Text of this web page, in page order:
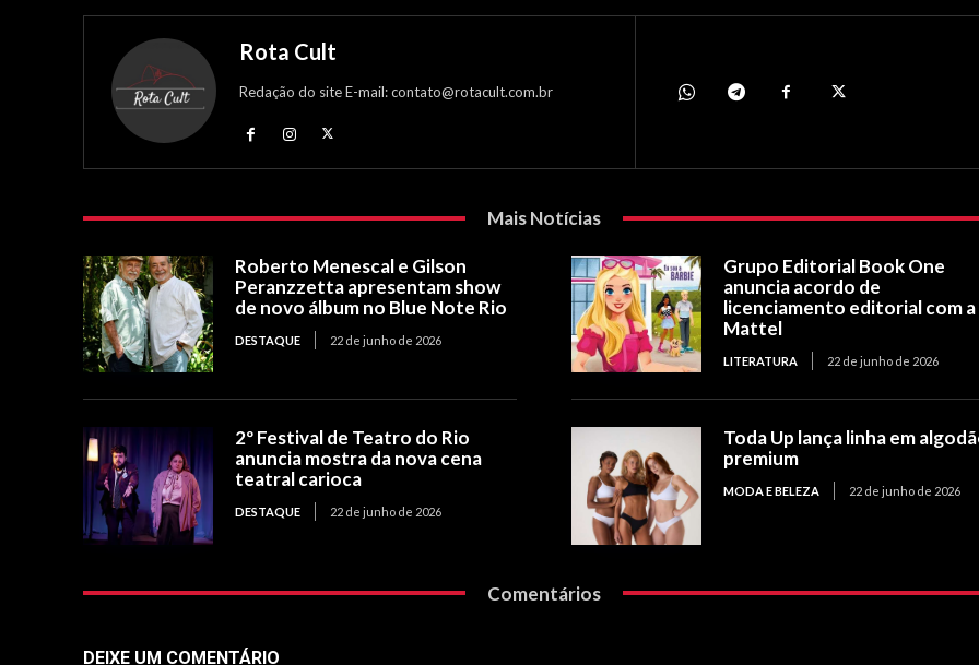
Rota Cult
Redação do site E-mail: contato@rotacult.com.br
Mais Notícias
Roberto Menescal e Gilson
Peranzzetta apresentam show
de novo álbum no Blue Note Rio
DESTAQUE 22 de junho de 2026
Grupo Editorial Book One
anuncia acordo de
licenciamento editorial com a
Mattel
LITERATURA 22 de junho de 2026
2º Festival de Teatro do Rio
anuncia mostra da nova cena
teatral carioca
DESTAQUE 22 de junho de 2026
Toda Up lança linha em
premium
MODA E BELEZA 22 de junho de 2026
Comentários
DEIXE UM COMENTÁRIO